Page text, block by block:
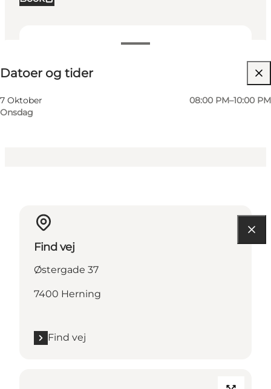
Datoer og tider
7 Oktober
Onsdag
08:00 PM–10:00 PM
Besøg hjemmeside
Min virksomhed, Mig selv, Min partner, Venner,
Find vej
Østergade 37
7400 Herning
Find vej